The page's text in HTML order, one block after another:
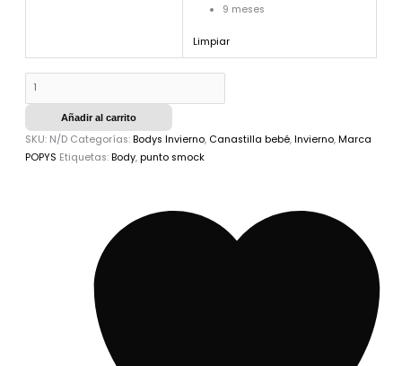
9 meses
Limpiar
Añadir al carrito
SKU: N/D Categorías: Bodys Invierno, Canastilla bebé, Invierno, Marca
POPYS Etiquetas: Body, punto smock